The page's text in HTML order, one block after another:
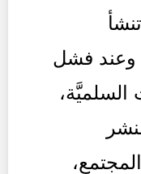
وعند فشل
السلميَّة،